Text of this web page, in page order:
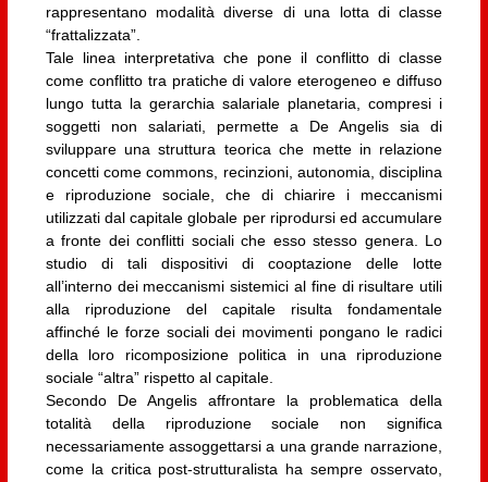
rappresentano modalità diverse di una lotta di classe
“frattalizzata”.
Tale linea interpretativa che pone il conflitto di classe
come conflitto tra pratiche di valore eterogeneo e diffuso
lungo tutta la gerarchia salariale planetaria, compresi i
soggetti non salariati, permette a De Angelis sia di
sviluppare una struttura teorica che mette in relazione
concetti come commons, recinzioni, autonomia, disciplina
e riproduzione sociale, che di chiarire i meccanismi
utilizzati dal capitale globale per riprodursi ed accumulare
a fronte dei conflitti sociali che esso stesso genera. Lo
studio di tali dispositivi di cooptazione delle lotte
all’interno dei meccanismi sistemici al fine di risultare utili
alla riproduzione del capitale risulta fondamentale
affinché le forze sociali dei movimenti pongano le radici
della loro ricomposizione politica in una riproduzione
sociale “altra” rispetto al capitale.
Secondo De Angelis affrontare la problematica della
totalità della riproduzione sociale non significa
necessariamente assoggettarsi a una grande narrazione,
come la critica post-strutturalista ha sempre osservato,